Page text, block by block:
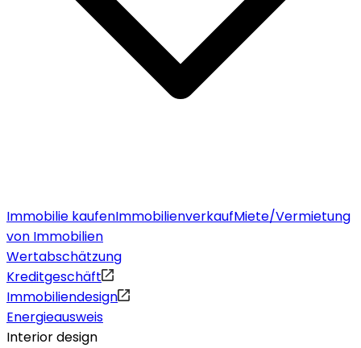
Immobilie kaufenImmobilienverkaufMiete/Vermietung
von Immobilien
Wertabschätzung
Kreditgeschäft
Immobiliendesign
Energieausweis
Interior design